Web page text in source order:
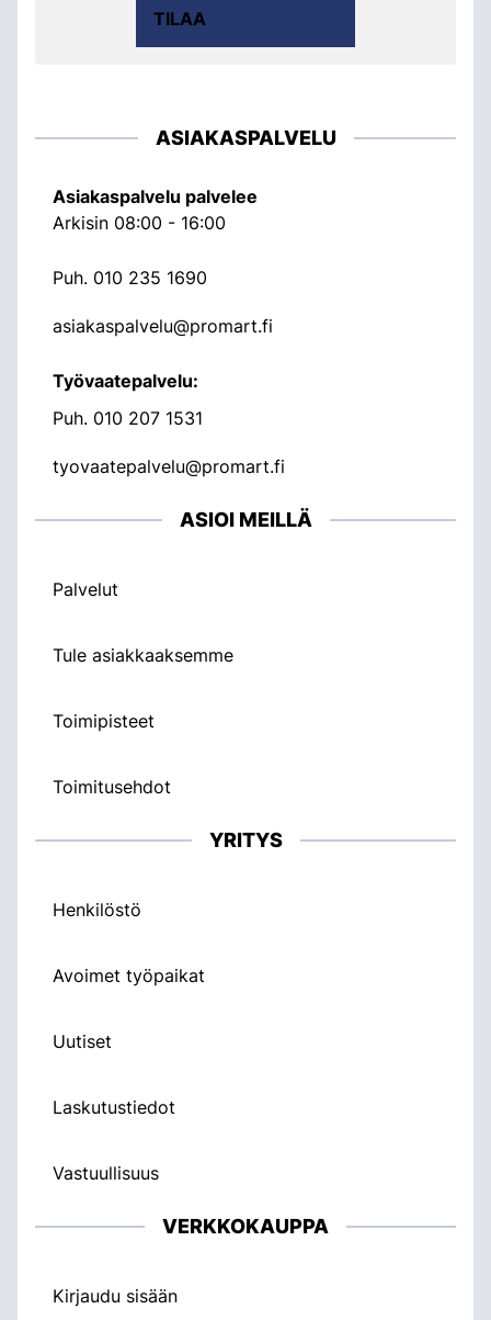
TILAA
ASIAKASPALVELU
Asiakaspalvelu palvelee
Arkisin 08:00 - 16:00
Puh. 010 235 1690
asiakaspalvelu@promart.fi
Työvaatepalvelu:
Puh. 010 207 1531
tyovaatepalvelu@promart.fi
ASIOI MEILLÄ
Palvelut
Tule asiakkaaksemme
Toimipisteet
Toimitusehdot
YRITYS
Henkilöstö
Avoimet työpaikat
Uutiset
Laskutustiedot
Vastuullisuus
VERKKOKAUPPA
Kirjaudu sisään